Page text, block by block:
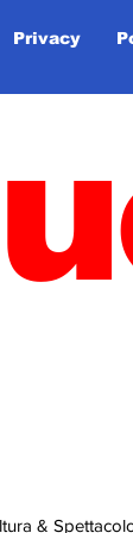
Privacy
&